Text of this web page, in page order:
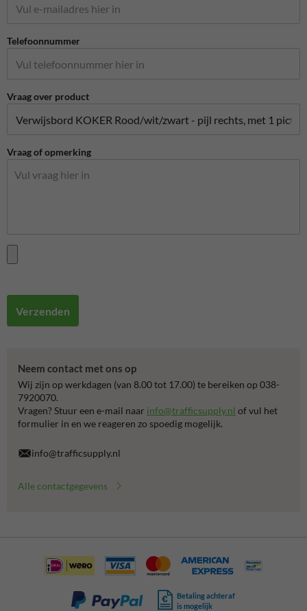
Telefoonnummer
Vraag over product
Vraag of opmerking
Verzenden
Neem contact met ons op
Wij zijn op werkdagen (van 8.00 tot 17.00) te bereiken op 038-
7920070.
Vragen? Stuur een e-mail naar info@trafficsupply.nl of vul het
formulier in en we reageren zo spoedig mogelijk.
info@trafficsupply.nl
Alle contactgegevens
Betaling achteraf
is mogelijk